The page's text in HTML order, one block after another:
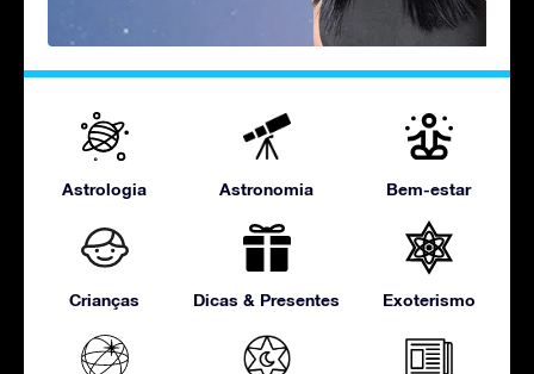
Astrologia Astronomia Bem-estar
Crianças Dicas & Presentes Exoterismo